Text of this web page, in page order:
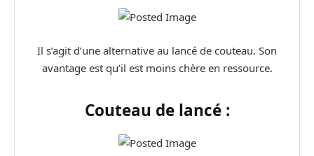
Il s’agit d’une alternative au lancé de couteau. Son
avantage est qu’il est moins chère en ressource.
Couteau de lancé :